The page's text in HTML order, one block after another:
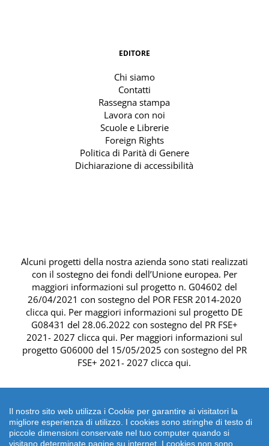
Il nostro sito web utilizza i Cookie per garantire ai visitatori la
migliore esperienza di utilizzo. I cookies sono stringhe di testo di
piccole dimensioni conservate nel tuo computer quando si
visitano determinate pagine su internet. I cookies non sono
EDITORE
Chi siamo
Contatti
Rassegna stampa
Lavora con noi
Scuole e Librerie
Foreign Rights
Politica di Parità di Genere
Dichiarazione di accessibilità
Alcuni progetti della nostra azienda sono stati realizzati
con il sostegno dei fondi dell’Unione europea. Per
maggiori informazioni sul progetto n. G04602 del
26/04/2021 con sostegno del POR FESR 2014-2020
clicca qui. Per maggiori informazioni sul progetto DE
G08431 del 28.06.2022 con sostegno del PR FSE+
2021- 2027 clicca qui. Per maggiori informazioni sul
progetto G06000 del 15/05/2025 con sostegno del PR
FSE+ 2021- 2027 clicca qui.